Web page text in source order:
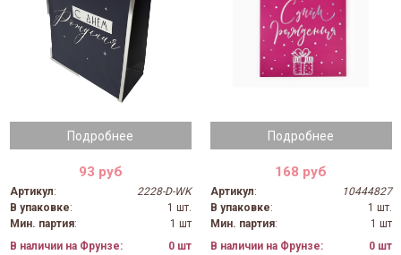
Подробнее
93 руб
Артикул:
2228-D-WK
В упаковке:
1 шт.
Мин. партия:
1 шт
В наличии на Фрунзе:
0 шт
Подробнее
168 руб
Артикул:
10444827
В упаковке:
1 шт.
Мин. партия:
1 шт
В наличии на Фрунзе:
0 шт